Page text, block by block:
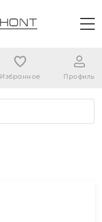
Избранное Профиль